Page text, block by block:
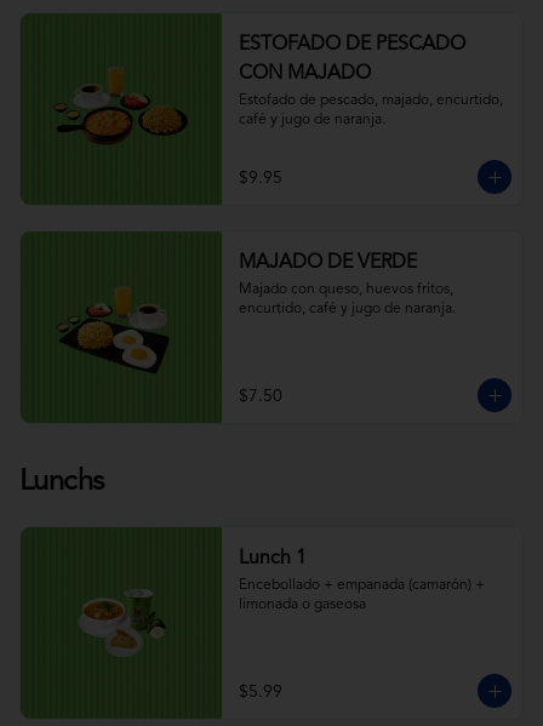
ESTOFADO DE PESCADO
CON MAJADO
Estofado de pescado, majado, encurtido,
café y jugo de naranja.
$9.95
MAJADO DE VERDE
Majado con queso, huevos fritos,
encurtido, café y jugo de naranja.
$7.50
Lunchs
Lunch 1
Encebollado + empanada (camarón) +
limonada o gaseosa
$5.99